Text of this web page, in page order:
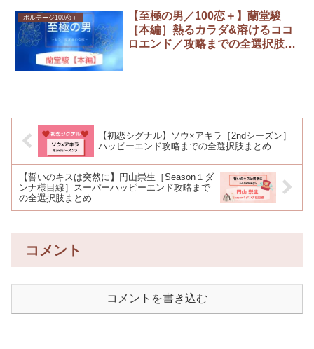
ボルテージ100恋＋
【至極の男／100恋＋】蘭堂駿
［本編］熱るカラダ&溶けるココ
ロエンド／攻略までの全選択肢ま
【初恋シグナル】ソウ×アキラ［2ndシーズン］
ハッピーエンド攻略までの全選択肢まとめ
【誓いのキスは突然に】円山崇生［Season１ダ
ンナ様目線］スーパーハッピーエンド攻略まで
の全選択肢まとめ
コメント
コメントを書き込む